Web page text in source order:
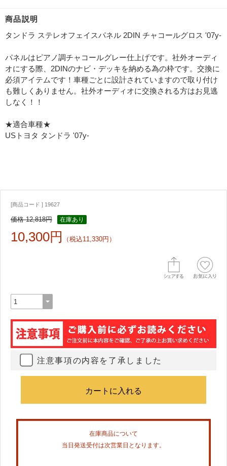
商品説明
タンドラ ステレオフェイスパネル 2DIN チャコールグロス '07y-
パネルはピアノ調チャコールグレー仕上げです。社外オーディ
オにする際、2DINのナビ・デッキを納める為の枠です。交換に
必須アイテムです！車種ごとに設計されていますので取り付け
も難しくありません。社外オーディオに交換される方はお見逃
しなく！！
★適合車種★
USトヨタ タンドラ '07y-
[商品コード ] 19627
価格 12,818円 在庫あり
10,300円 （税込11,330円）
注意事項の内容を了承しました
在庫商品について
当日発送受付は次営業日となります。